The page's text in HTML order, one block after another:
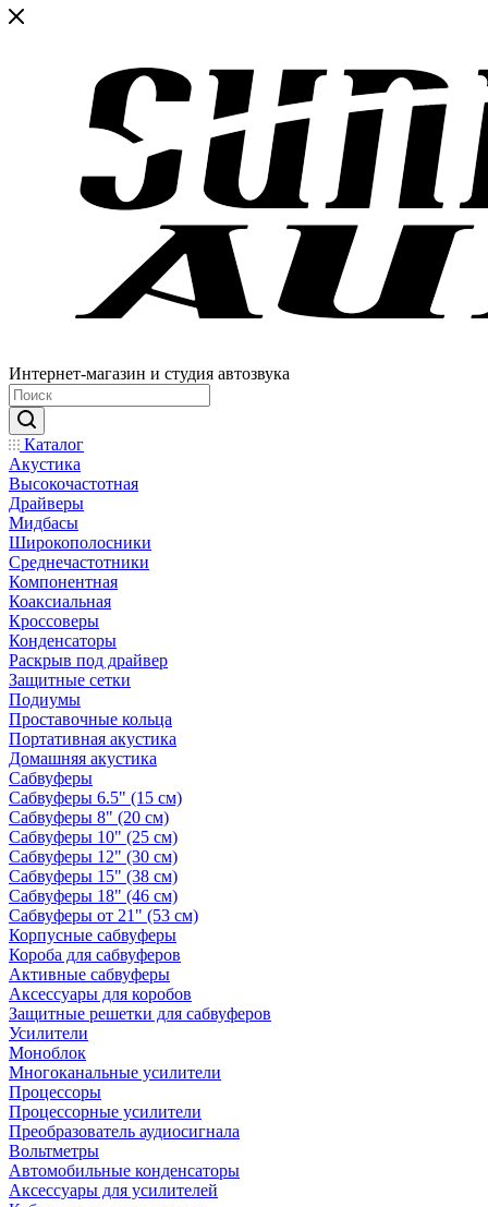
Интернет-магазин и студия автозвука
Каталог
Акустика
Высокочастотная
Драйверы
Мидбасы
Широкополосники
Среднечастотники
Компонентная
Коаксиальная
Кроссоверы
Конденсаторы
Раскрыв под драйвер
Защитные сетки
Подиумы
Проставочные кольца
Портативная акустика
Домашняя акустика
Сабвуферы
Сабвуферы 6.5" (15 см)
Сабвуферы 8" (20 см)
Сабвуферы 10" (25 см)
Сабвуферы 12" (30 см)
Сабвуферы 15" (38 см)
Сабвуферы 18" (46 см)
Сабвуферы от 21" (53 см)
Корпусные сабвуферы
Короба для сабвуферов
Активные сабвуферы
Аксессуары для коробов
Защитные решетки для сабвуферов
Усилители
Моноблок
Многоканальные усилители
Процессоры
Процессорные усилители
Преобразователь аудиосигнала
Вольтметры
Автомобильные конденсаторы
Аксессуары для усилителей